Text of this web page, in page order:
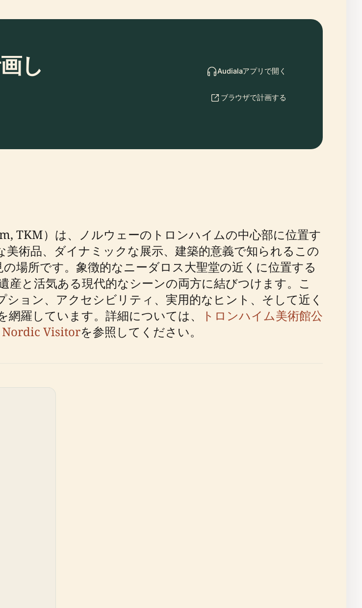
し Audialaアプリで開く
ブラウザで計画する
TKM）は、ノルウェーのトロンハイムの中心部に位置す
術品、ダイナミックな展示、建築的意義で知られるこの
場所です。象徴的なニーダロス大聖堂の近くに位置する
と活気ある現代的なシーンの両方に結びつけます。こ
ョン、アクセシビリティ、実用的なヒント、そして近く
羅しています。詳細については、
トロンハイム美術館公
Visitorを参照してください。